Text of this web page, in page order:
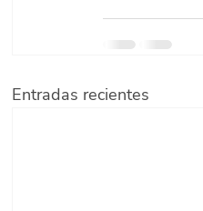
Entradas recientes